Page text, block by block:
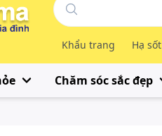
Khẩu trang Hạ sốt
Chăm sóc sắc đẹp